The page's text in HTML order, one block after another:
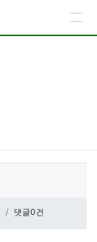
댓글0건